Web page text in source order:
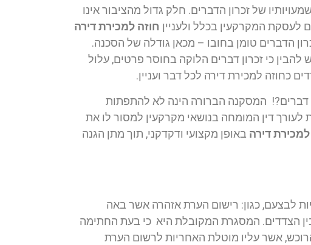
של זכרון הדברים. חלק גדול מהציבור אינו
לעסקת המקרקעין בכלל ולעניין חוזה למכירת דירה
הדברים טומן בחובו – מכאן גודלה של הסכנה.
כי זכרון דברים הלוקה בחוסר פרטים, עלול
כחוזה למכירת דירה לכל דבר ועניין.
דברים?! המסקנה הברורה הינה לא להתפתות
לעורך דין המומחה בנושאי מקרקעין למסור לו את
למכירת דירה באופן מקצועי ודקדקני, תוך מתן הגנה
לבצעם, כגון: רישום הערת אזהרה אשר באה
הצדדים. המסגרת המקובלת היא כי בעת החתימה
אשר עליו מוטלת האחריות לרשום הערת